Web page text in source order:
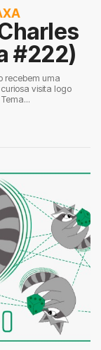
#222)
recebem uma
visita logo